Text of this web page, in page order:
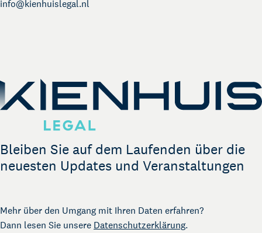
Ihr Legal Businesspartner
German Desk
Legal Business mit Deutschland
The Gallery
Rechtliche Unterstützung für Start-ups
Kienhuis Legal Foundation
Talentförderung
info@kienhuislegal.nl
Bleiben Sie auf dem Laufenden über die
neuesten Updates und Veranstaltungen
Mehr über den Umgang mit Ihren Daten erfahren?
Dann lesen Sie unsere Datenschutzerklärung.